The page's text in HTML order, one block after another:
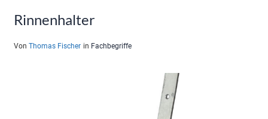
Rinnenhalter
Von Thomas Fischer in Fachbegriffe